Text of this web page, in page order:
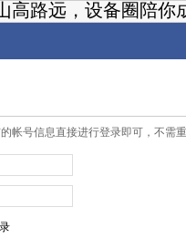
高路远，设备圈陪你
帐号信息直接进行登录即可，不需